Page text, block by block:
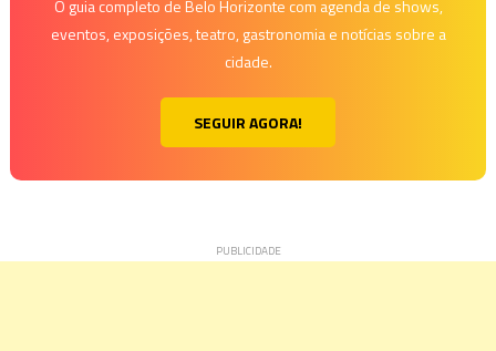
O guia completo de Belo Horizonte com agenda de shows,
eventos, exposições, teatro, gastronomia e notícias sobre a
cidade.
SEGUIR AGORA!